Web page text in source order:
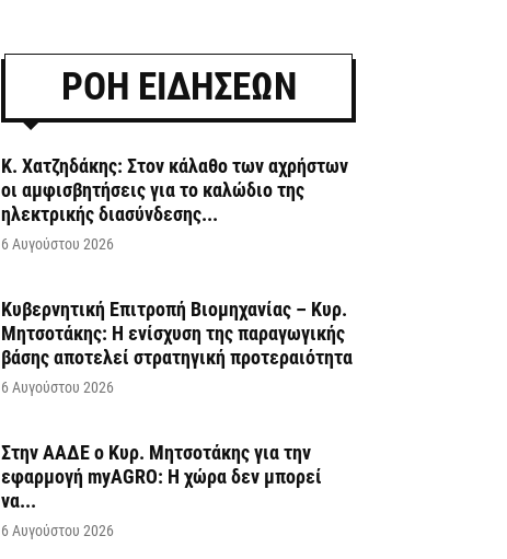
ΡΟΗ ΕΙΔΗΣΕΩΝ
Κ. Χατζηδάκης: Στον κάλαθο των αχρήστων
οι αμφισβητήσεις για το καλώδιο της
ηλεκτρικής διασύνδεσης...
6 Αυγούστου 2026
Κυβερνητική Επιτροπή Βιομηχανίας – Κυρ.
Μητσοτάκης: Η ενίσχυση της παραγωγικής
βάσης αποτελεί στρατηγική προτεραιότητα
6 Αυγούστου 2026
Στην ΑΑΔΕ ο Κυρ. Μητσοτάκης για την
εφαρμογή myAGRO: Η χώρα δεν μπορεί
να...
6 Αυγούστου 2026